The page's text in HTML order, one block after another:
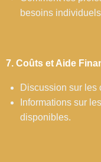
besoins individuels
7. Coûts et Aide
Discussion sur les
Informations sur
disponibles.